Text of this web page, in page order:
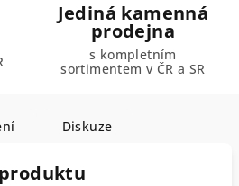
Jediná kamenná
prodejna
s kompletním
sortimentem v ČR a SR
Diskuze